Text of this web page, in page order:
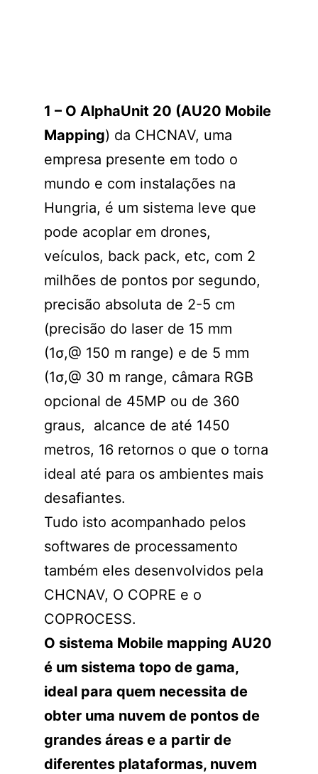
1 – O AlphaUnit 20 (AU20 Mobile
Mapping) da CHCNAV, uma
empresa presente em todo o
mundo e com instalações na
Hungria, é um sistema leve que
pode acoplar em drones,
veículos, back pack, etc, com 2
milhões de pontos por segundo,
precisão absoluta de 2-5 cm
(precisão do laser de 15 mm
(1σ,@ 150 m range) e de 5 mm
(1σ,@ 30 m range, câmara RGB
opcional de 45MP ou de 360
graus, alcance de até 1450
metros, 16 retornos o que o torna
ideal até para os ambientes mais
desafiantes.
Tudo isto acompanhado pelos
softwares de processamento
também eles desenvolvidos pela
CHCNAV, O COPRE e o
COPROCESS.
O sistema Mobile mapping AU20
é um sistema topo de gama,
ideal para quem necessita de
obter uma nuvem de pontos de
grandes áreas e a partir de
diferentes plataformas, nuvem